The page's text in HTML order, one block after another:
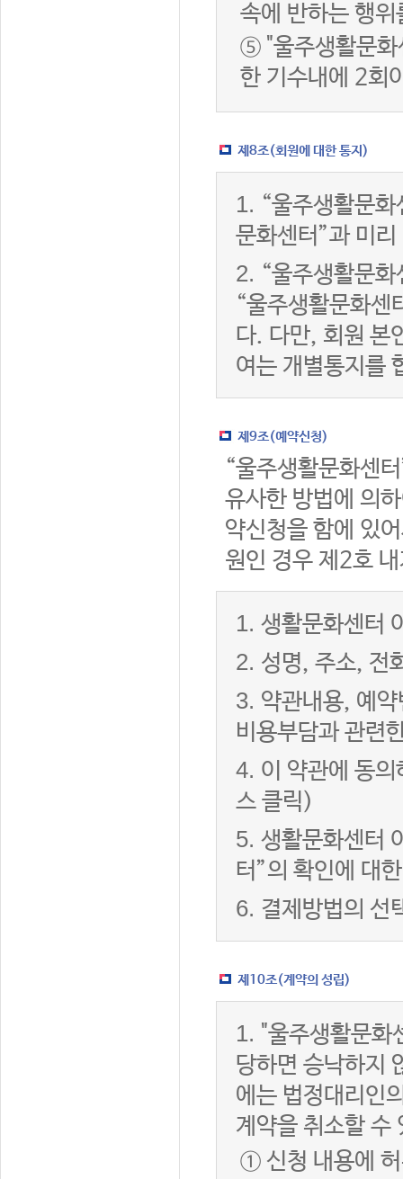
속에 반하는 행
⑤ "울주생활문화
한 기수내에 2회
제8조(회원에 대한 통지)
1. “울주생활문
문화센터”과 미
2. “울주생활문
“울주생활문화센
다. 다만, 회원 본
여는 개별통지를
제9조(예약신청)
“울주생활문화센
유사한 방법에 의
약신청을 함에 있
원인 경우 제2호
1. 생활문화센터
2. 성명, 주소, 전
3. 약관내용, 예
비용부담과 관련
4. 이 약관에 동
스 클릭)
5. 생활문화센터
터”의 확인에 대
6. 결제방법의 선
제10조(계약의 성립)
1. "울주생활문화
당하면 승낙하지
에는 법정대리인
계약을 취소할 수
① 신청 내용에